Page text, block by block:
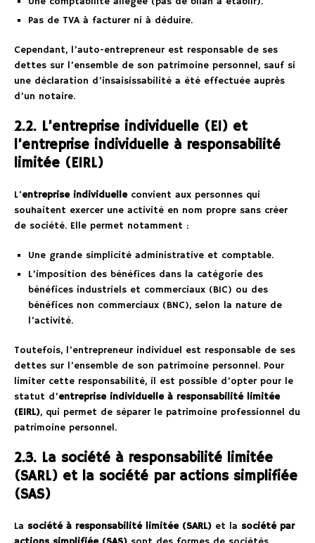
Pas de TVA à facturer ni à déduire.
Cependant, l’auto-entrepreneur est responsable de ses
dettes sur l’ensemble de son patrimoine personnel, sauf si
une déclaration d’insaisissabilité a été effectuée auprès
d’un notaire.
2.2. L’entreprise individuelle (EI) et
l’entreprise individuelle à responsabilité
limitée (EIRL)
L’entreprise individuelleconvient aux personnes qui
souhaitent exercer une activité en nom propre sans créer
de société. Elle permet notamment :
Une grande simplicité administrative et comptable.
L’imposition des bénéfices dans la catégorie des
bénéfices industriels et commerciaux (BIC) ou des
bénéfices non commerciaux (BNC), selon la nature de
l’activité.
Toutefois, l’entrepreneur individuel est responsable de ses
dettes sur l’ensemble de son patrimoine personnel. Pour
limiter cette responsabilité, il est possible d’opter pour le
statut d’entreprise individuelle à responsabilité limitée
(EIRL), qui permet de séparer le patrimoine professionnel du
patrimoine personnel.
2.3. La société à responsabilité limitée
(SARL) et la société par actions simplifiée
(SAS)
La société à responsabilité limitée (SARL) et la société par